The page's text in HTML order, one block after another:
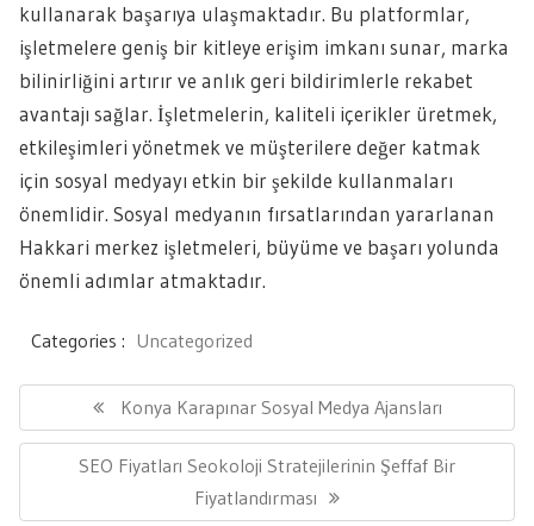
kullanarak başarıya ulaşmaktadır. Bu platformlar,
işletmelere geniş bir kitleye erişim imkanı sunar, marka
bilinirliğini artırır ve anlık geri bildirimlerle rekabet
avantajı sağlar. İşletmelerin, kaliteli içerikler üretmek,
etkileşimleri yönetmek ve müşterilere değer katmak
için sosyal medyayı etkin bir şekilde kullanmaları
önemlidir. Sosyal medyanın fırsatlarından yararlanan
Hakkari merkez işletmeleri, büyüme ve başarı yolunda
önemli adımlar atmaktadır.
Categories : Uncategorized
gezinmesi
Previous
Post:
Konya Karapınar Sosyal Medya Ajansları
Next
SEO Fiyatları Seokoloji Stratejilerinin Şeffaf Bir
Fiyatlandırması